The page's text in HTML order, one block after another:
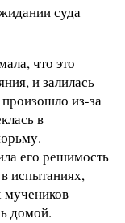
суда
что это
и залилась
произошло из-за
в
его решимость
испытаниях,
мучеников
домой.